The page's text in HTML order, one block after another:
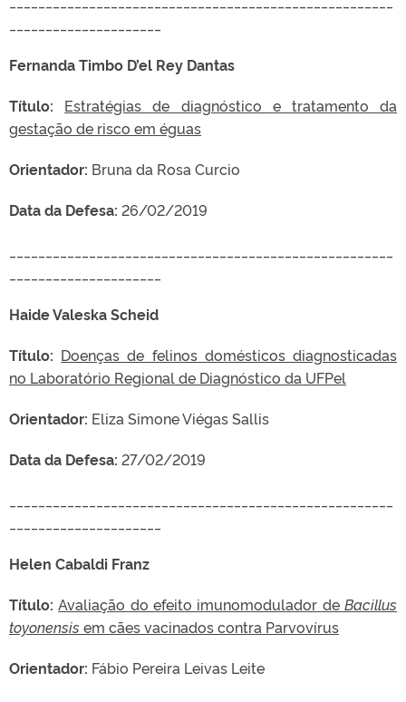
Fernanda Timbo D’el Rey Dantas
Título: Estratégias de diagnóstico e tratamento da
gestação de risco em éguas
Orientador: Bruna da Rosa Curcio
Data da Defesa: 26/02/2019
Haide Valeska Scheid
Título: Doenças de felinos domésticos diagnosticadas
no Laboratório Regional de Diagnóstico da UFPel
Orientador: Eliza Simone Viégas Sallis
Data da Defesa: 27/02/2019
Helen Cabaldi Franz
Título:Avaliação do efeito imunomodulador deBacillus
toyonensisem cães vacinados contra Parvovírus
Orientador: Fábio Pereira Leivas Leite